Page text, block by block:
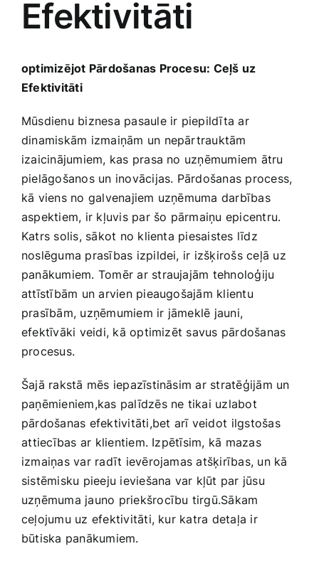
Medicīnas preces
Pārtikas preces
Preces birojam
Preces pieaugušajiem
Rotaļlietas, bērnu preces
Smaržas, kosmētika
Sports, tūrisms un atpūta
TV un Sadzīves tehnika
Zoo preces
Efektivitāti
optimizējot Pārdošanas Procesu: Ceļš uz
‍Efektivitāti
Mūsdienu biznesa pasaule ir piepildīta ar
dinamiskām izmaiņām un nepārtrauktām
izaicinājumiem, kas prasa no​ uzņēmumiem ātru
pielāgošanos un ‌inovācijas. Pārdošanas process,
kā viens no galvenajiem uzņēmuma darbības⁤
aspektiem, ir kļuvis par ‌šo pārmaiņu epicentru.
Katrs solis, sākot no klienta piesaistes līdz
noslēguma prasības izpildei, ir‌ izšķirošs ceļā uz
panākumiem. Tomēr ar straujajām tehnoloģiju
attīstībām un arvien pieaugošajām klientu
prasībām, uzņēmumiem ir jāmeklē jauni,
efektīvāki veidi,‌ kā optimizēt savus pārdošanas
procesus.
Šajā rakstā mēs iepazīstināsim ar stratēģijām un
paņēmieniem,kas palīdzēs ne tikai uzlabot
pārdošanas efektivitāti,bet arī veidot⁤ ilgstošas
⁤attiecības ar klientiem. Izpētīsim, kā mazas
izmaiņas var radīt ievērojamas atšķirības, un kā
sistēmisku pieeju ieviešana var kļūt par ‌jūsu
uzņēmuma ‌jauno priekšrocību tirgū.Sākam
ceļojumu‍ uz efektivitāti, kur katra detaļa ir
būtiska panākumiem.